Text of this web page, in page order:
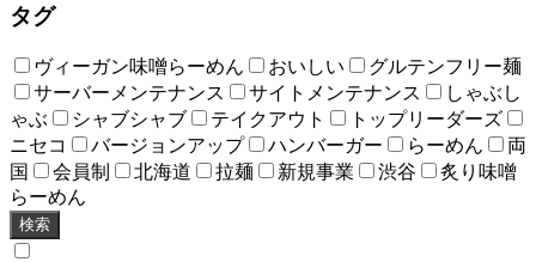
タグ
ヴィーガン味噌らーめん おいしい
グルテンフリー麺
サーバーメンテナンス
サイトメンテナンス
しゃぶし
ゃぶ
シャブシャブ テイクアウト
トップリーダーズ
ニセコ
バージョンアップ ハンバーガー らーめん
両
国
会員制 北海道 拉麺 新規事業 渋谷
炙り味噌
らーめん
検索